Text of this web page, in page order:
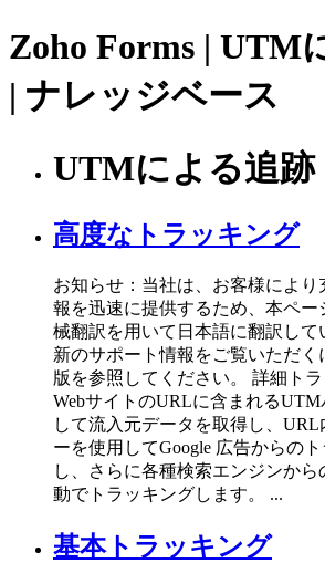
Zoho Forms | UTM
| ナレッジベース
UTMによる追跡
高度なトラッキング
お知らせ：当社は、お客様によ
報を迅速に提供するため、本ペー
械翻訳を用いて日本語に翻訳して
新のサポート情報をご覧いただ
版を参照してください。 詳細トラ
WebサイトのURLに含まれる
して流入元データを取得し、URL
ーを使用してGoogle 広告からの
し、さらに各種検索エンジンから
動でトラッキングします。 ...
基本トラッキング